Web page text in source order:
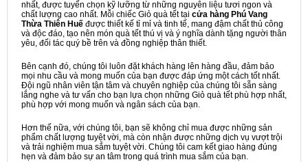
nhất, được tuyển chọn kỹ lưỡng từ những nguyên liệu tươi ngon và
chất lượng cao nhất. Mỗi chiếc Giỏ quà tết tại cửa hàng Phú Vang
Thừa Thiên Huế được thiết kế tỉ mỉ và tinh tế, mang đậm chất thủ công
và độc đáo, tạo nên món quà tết thú vị và ý nghĩa dành tặng người thân
yêu, đối tác quý bề trên và đồng nghiệp thân thiết.
Bên cạnh đó, chúng tôi luôn đặt khách hàng lên hàng đầu, đảm bảo
mọi nhu cầu và mong muốn của bạn được đáp ứng một cách tốt nhất.
Đội ngũ nhân viên tận tâm và chuyên nghiệp của chúng tôi sẵn sàng
lắng nghe và tư vấn cho bạn lựa chọn những Giỏ quà tết phù hợp nhất,
phù hợp với mong muốn và ngân sách của bạn.
Hơn thế nữa, với chúng tôi, bạn sẽ không chỉ mua được những sản
phẩm chất lượng tuyệt vời, mà còn nhận được những dịch vụ vượt trội
và trải nghiệm mua sắm tuyệt vời. Chúng tôi cam kết giao hàng đúng
hẹn và đảm bảo sự an tâm trong quá trình mua sắm của bạn.